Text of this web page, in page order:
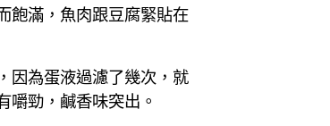
飽滿，魚肉跟豆腐緊貼在
因為蛋液過濾了幾次，就
勁，鹹香味突出。